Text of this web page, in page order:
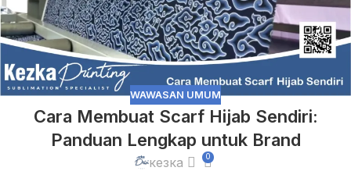
WAWASAN UMUM
Cara Membuat Scarf Hijab Sendiri:
Panduan Lengkap untuk Brand
кезка 0